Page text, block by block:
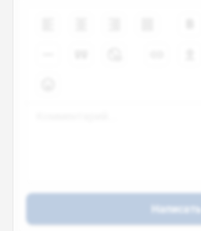
Написать